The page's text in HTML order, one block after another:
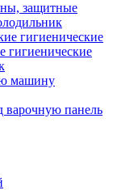
защитные
гигиенические
гигиенические
машину
варочную панель